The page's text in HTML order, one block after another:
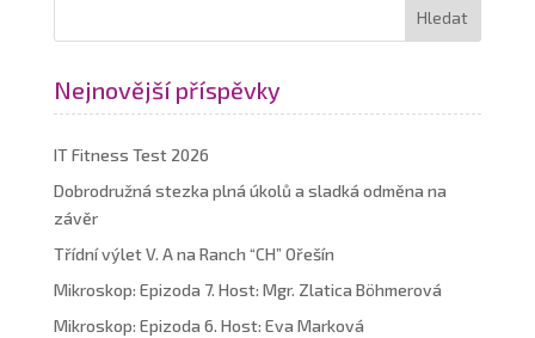
Nejnovější příspěvky
IT Fitness Test 2026
Dobrodružná stezka plná úkolů a sladká odměna na
závěr
Třídní výlet V. A na Ranch “CH” Ořešín
Mikroskop: Epizoda 7. Host: Mgr. Zlatica Böhmerová
Mikroskop: Epizoda 6. Host: Eva Marková